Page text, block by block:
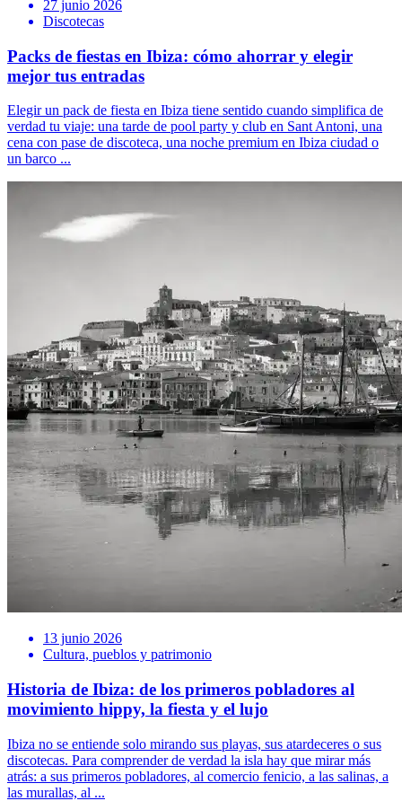
27 junio 2026
Discotecas
Packs de fiestas en Ibiza: cómo ahorrar y elegir
mejor tus entradas
Elegir un pack de fiesta en Ibiza tiene sentido cuando simplifica de
verdad tu viaje: una tarde de pool party y club en Sant Antoni, una
cena con pase de discoteca, una noche premium en Ibiza ciudad o
un barco ...
13 junio 2026
Cultura, pueblos y patrimonio
Historia de Ibiza: de los primeros pobladores al
movimiento hippy, la fiesta y el lujo
Ibiza no se entiende solo mirando sus playas, sus atardeceres o sus
discotecas. Para comprender de verdad la isla hay que mirar más
atrás: a sus primeros pobladores, al comercio fenicio, a las salinas, a
las murallas, al ...